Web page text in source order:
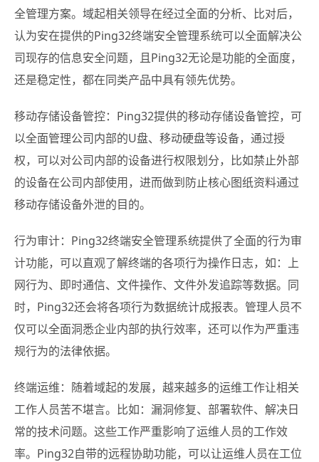
全管理方案。域起相关领导在经过全面的分析、比对后，
认为安在提供的Ping32终端安全管理系统可以全面解决公
司现存的信息安全问题，且Ping32无论是功能的全面度，
还是稳定性，都在同类产品中具有领先优势。
移动存储设备管控：Ping32提供的移动存储设备管控，可
以全面管理公司内部的U盘、移动硬盘等设备，通过授
权，可以对公司内部的设备进行权限划分，比如禁止外部
的设备在公司内部使用，进而做到防止核心图纸资料通过
移动存储设备外泄的目的。
行为审计：Ping32终端安全管理系统提供了全面的行为审
计功能，可以直观了解终端的各项行为操作日志，如：上
网行为、即时通信、文件操作、文件外发追踪等数据。同
时，Ping32还会将各项行为数据统计成报表。管理人员不
仅可以全面洞悉企业内部的执行效率，还可以作为严重违
规行为的法律依据。
终端运维：随着域起的发展，越来越多的运维工作让相关
工作人员苦不堪言。比如：漏洞修复、部署软件、解决日
常的技术问题。这些工作严重影响了运维人员的工作效
率。Ping32自带的远程协助功能，可以让运维人员在工位